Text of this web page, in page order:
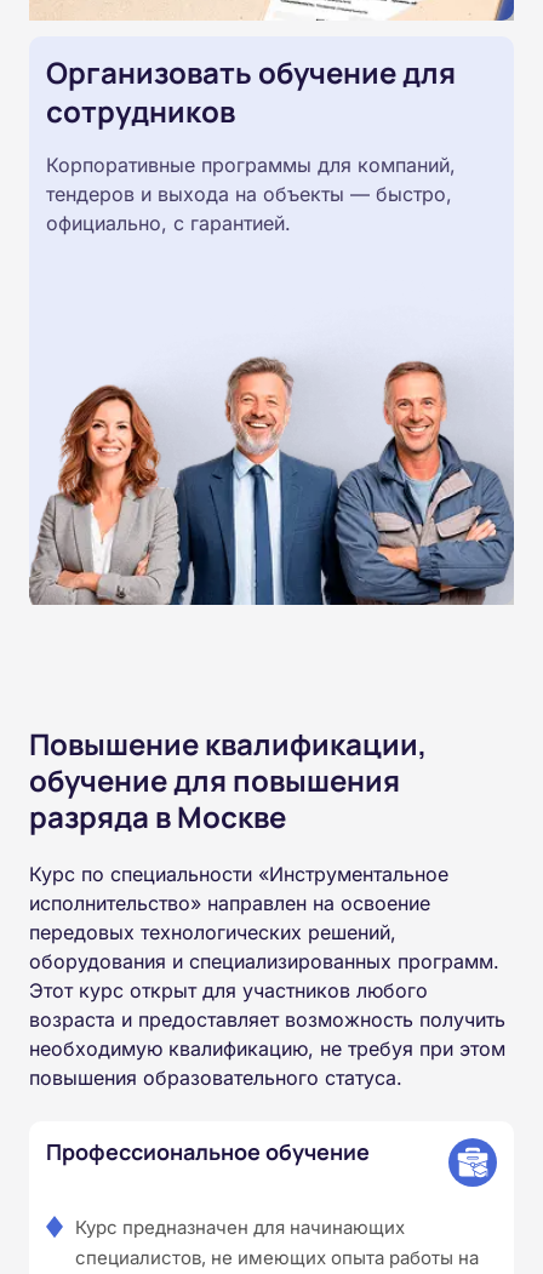
Организовать обучение для
сотрудников
Корпоративные программы для компаний,
тендеров и выхода на объекты — быстро,
официально, с гарантией.
Повышение квалификации,
обучение для повышения
разряда в Москве
Курс по специальности «Инструментальное
исполнительство» направлен на освоение
передовых технологических решений,
оборудования и специализированных программ.
Этот курс открыт для участников любого
возраста и предоставляет возможность получить
необходимую квалификацию, не требуя при этом
повышения образовательного статуса.
Профессиональное обучение
Курс предназначен для начинающих
специалистов, не имеющих опыта работы на